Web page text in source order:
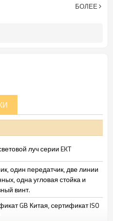
2 ПНП
БОЛЕЕ
луч серии EKT
один передатчик, две линии
одна угловая стойка и
винт.
GB Китая, сертификат ISO